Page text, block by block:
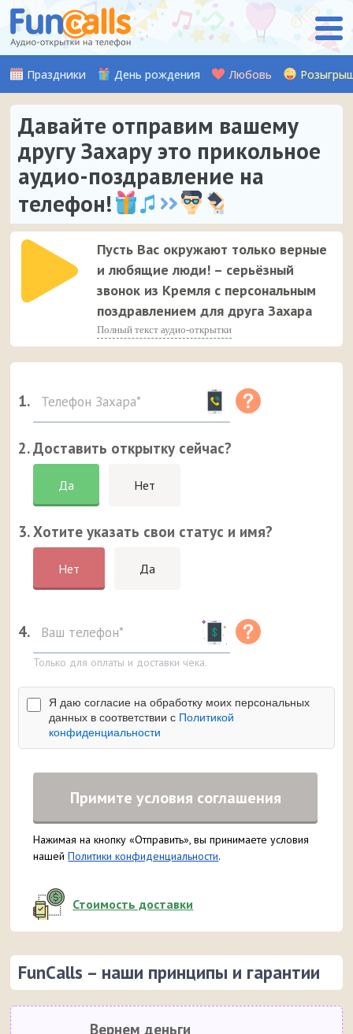
Праздники День рождения Любовь
Давайте отправим вашему
другу Захару это прикольное
аудио-поздравление на
телефон!
Пусть Вас окружают только верные
и любящие люди! – серьёзный
звонок из Кремля с персональным
поздравлением для друга Захара
Полный текст аудио-открытки
1.
2. Доставить открытку сейчас?
Да Нет
3. Хотите указать свои статус и имя?
Нет Да
4.
Только для оплаты и доставки чека.
Я даю согласие на обработку моих персональных
данных в соответствии с Политикой
конфиденциальности
Примите условия соглашения
Нажимая на кнопку «Отправить», вы принимаете условия
нашейПолитики конфиденциальности.
Стоимость доставки
FunCalls – наши принципы и гарантии
Вернем деньги